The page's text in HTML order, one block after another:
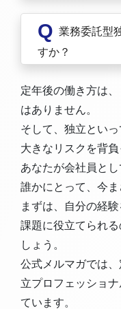
Q 業務委託型
すか？
定年後の働き方は
はありません。
そして、独立とい
大きなリスクを背
あなたが会社員と
誰かにとって、今ま
まずは、自分の経
課題に役立てられ
しょう。
公式メルマガでは
立プロフェッショ
ています。